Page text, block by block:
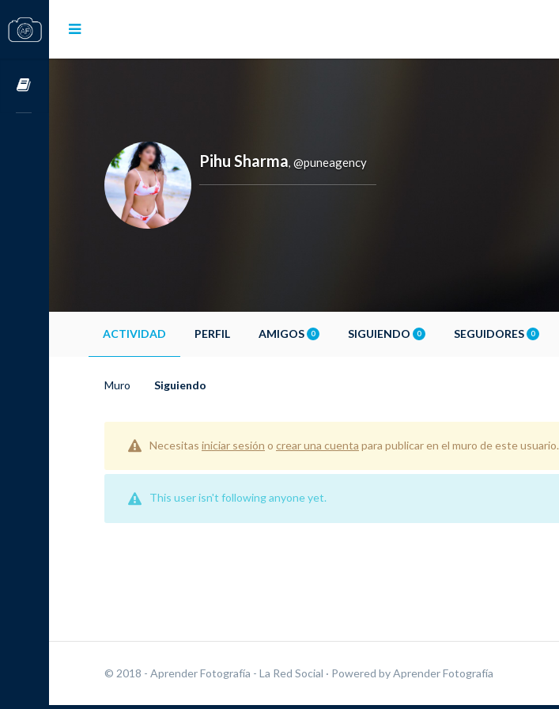
Pihu Sharma, @puneagency
ACTIVIDAD PERFIL AMIGOS 0 SIGUIENDO 0 SEGUIDORES 0
Muro Siguiendo
Necesitas iniciar sesión o crear una cuenta para publicar en el muro de este usuario.
This user isn't following anyone yet.
© 2018 - Aprender Fotografía - La Red Social · Powered byAprender Fotografía